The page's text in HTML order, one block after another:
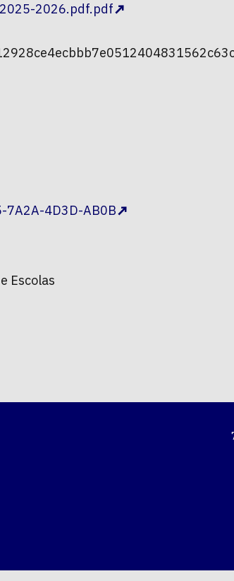
2025-2026.pdf.pdf
7A2A-4D3D-AB0B
Escolas